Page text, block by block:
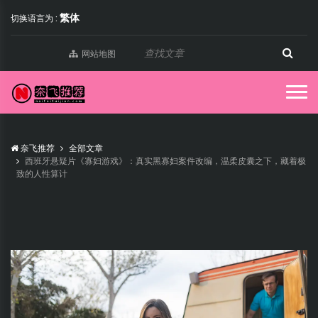
切换语言为 : 繁体
网站地图
奈飞推荐
全部文章
西班牙悬疑片《寡妇游戏》：真实黑寡妇案件改编，温柔皮囊之下，藏着极
致的人性算计